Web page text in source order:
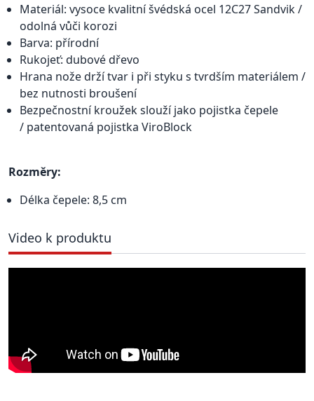
Materiál: vysoce kvalitní švédská ocel 12C27 Sandvik /
odolná vůči korozi
Barva: přírodní
Rukojeť: dubové dřevo
Hrana nože drží tvar i při styku s tvrdším materiálem /
bez nutnosti broušení
Bezpečnostní kroužek slouží jako pojistka čepele
/ patentovaná pojistka ViroBlock
Rozměry:
Délka čepele: 8,5 cm
Video k produktu